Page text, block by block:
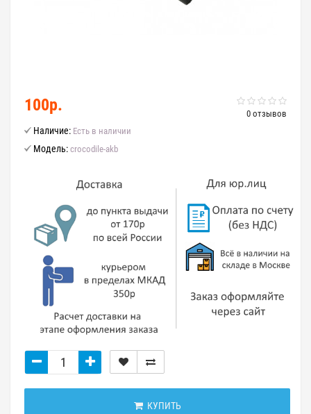
0 отзывов
100р.
Наличие: Есть в наличии
Модель: crocodile-akb
КУПИТЬ